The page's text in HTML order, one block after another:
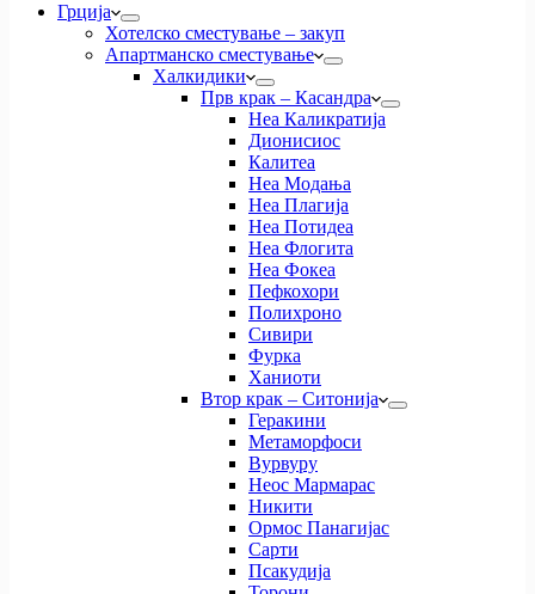
Грција
Хотелско сместување – закуп
Апартманско сместување
Халкидики
Прв крак – Касандра
Неа Каликратија
Дионисиос
Калитеа
Неа Модања
Неа Плагија
Неа Потидеа
Неа Флогита
Неа Фокеа
Пефкохори
Полихроно
Сивири
Фурка
Ханиоти
Втор крак – Ситонија
Геракини
Метаморфоси
Вурвуру
Неос Мармарас
Никити
Ормос Панагијас
Сарти
Псакудија